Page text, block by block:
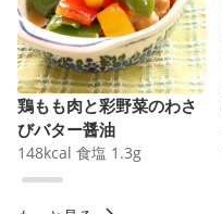
鶏もも肉と彩野菜のわさ
びバター醤油
148kcal 食塩 1.3g